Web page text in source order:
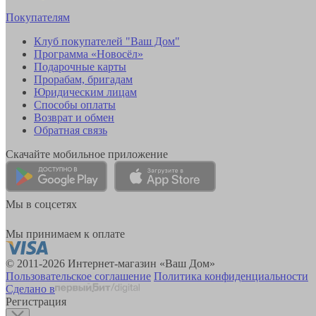
Покупателям
Клуб покупателей "Ваш Дом"
Программа «Новосёл»
Подарочные карты
Прорабам, бригадам
Юридическим лицам
Способы оплаты
Возврат и обмен
Обратная связь
Скачайте мобильное приложение
Мы в соцсетях
Мы принимаем к оплате
© 2011-2026 Интернет-магазин «Ваш Дом»
Пользовательское соглашение Политика конфиденциальности
Сделано в
Регистрация